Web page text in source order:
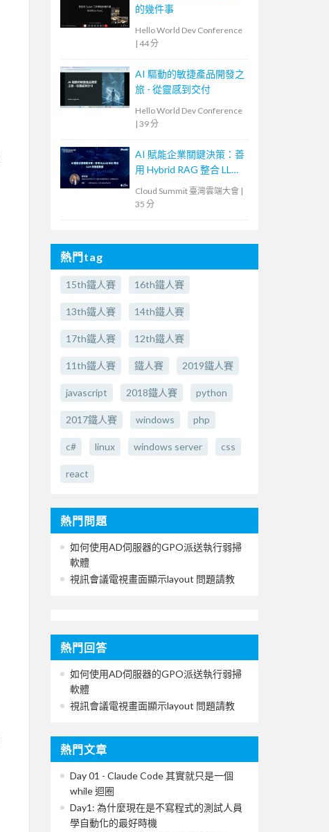
的幾件事
Hello World Dev Conference
| 44 分
AI 驅動的敏捷產品開發之
旅 - 從靈感到交付
Hello World Dev Conference
| 39 分
AI 賦能企業關鍵決策：善
用 Hybrid RAG 整合 LLM
Cloud Summit 臺灣雲端大會 |
35 分
熱門tag
15th鐵人賽 16th鐵人賽
13th鐵人賽 14th鐵人賽
17th鐵人賽 12th鐵人賽
11th鐵人賽 鐵人賽 2019鐵人賽
javascript 2018鐵人賽 python
2017鐵人賽 windows php
c# linux windows server css
react
熱門問題
如何使用AD伺服器的GPO派送執行弱掃
軟體
視訊會議電視畫面顯示layout 問題請教
熱門回答
如何使用AD伺服器的GPO派送執行弱掃
軟體
視訊會議電視畫面顯示layout 問題請教
熱門文章
Day 01 - Claude Code 其實就只是一個
while 迴圈
Day1: 為什麼現在是不寫程式的測試人員
學自動化的最好時機